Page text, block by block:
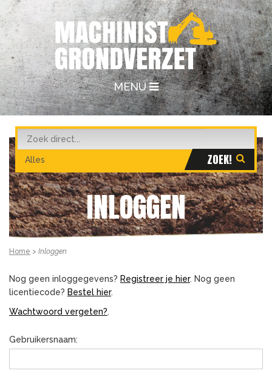
MENU
INLOGGEN
Home > Inloggen
Nog geen inloggegevens? Registreer je hier. Nog geen
licentiecode? Bestel hier.
Wachtwoord vergeten?.
Gebruikersnaam: